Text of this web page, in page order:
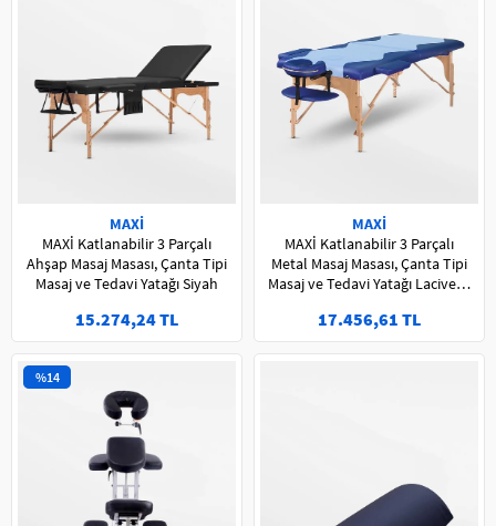
MAXİ
MAXİ Katlanabilir 3 Parçalı
Ahşap Masaj Masası, Çanta Tipi
Masaj ve Tedavi Yatağı Siyah
15.274,24 TL
MAXİ
MAXİ Katlanabilir 3 Parçalı
Metal Masaj Masası, Çanta Tipi
Masaj ve Tedavi Yatağı Lacivert-
17.456,61 TL
%14